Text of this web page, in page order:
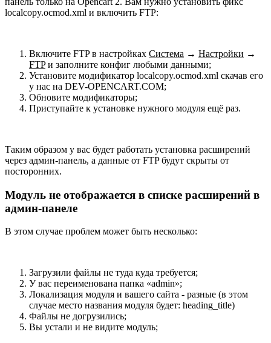
localcopy.ocmod.xml и включить FTP:
Включите FTP в настройках Система → Настройки →
FTPи заполните конфиг любыми данными;
Установите модификатор localcopy.ocmod.xml скачав его
у нас на DEV-OPENCART.COM;
Обновите модификаторы;
Приступайте к установке нужного модуля ещё раз.
Таким образом у вас будет работать установка расширений
через админ-панель, а данные от FTP будут скрыты от
посторонних.
Модуль не отображается в списке расширений в
админ-панеле
В этом случае проблем может быть несколько:
Загрузили файлы не туда куда требуется;
У вас переименована папка «admin»;
Локализация модуля и вашего сайта - разные (в этом
случае место названия модуля будет: heading_title)
Файлы не догрузились;
Вы устали и не видите модуль;